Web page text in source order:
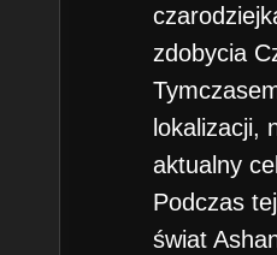
zdobycia
lokalizacji,
aktualny
Podczas
świat